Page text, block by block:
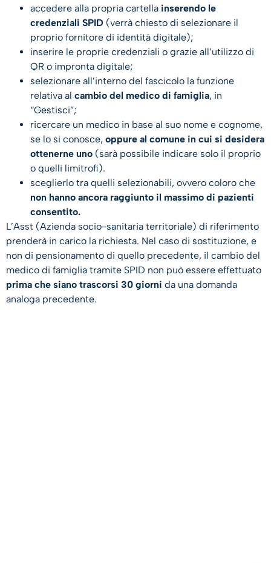
accedere alla propria cartella inserendo le
credenziali SPID (verrà chiesto di selezionare il
proprio fornitore di identità digitale);
inserire le proprie credenziali o grazie all’utilizzo di
QR o impronta digitale;
selezionare all’interno del fascicolo la funzione
relativa al cambio del medico di famiglia, in
“Gestisci”;
ricercare un medico in base al suo nome e cognome,
se lo si conosce, oppure al comune in cui si desidera
ottenerne uno (sarà possibile indicare solo il proprio
o quelli limitrofi).
sceglierlo tra quelli selezionabili, ovvero coloro che
non hanno ancora raggiunto il massimo di pazienti
consentito.
L’Asst (Azienda socio-sanitaria territoriale) di riferimento
prenderà in carico la richiesta. Nel caso di sostituzione, e
non di pensionamento di quello precedente, il cambio del
medico di famiglia tramite SPID non può essere effettuato
prima che siano trascorsi 30 giorni da una domanda
analoga precedente.